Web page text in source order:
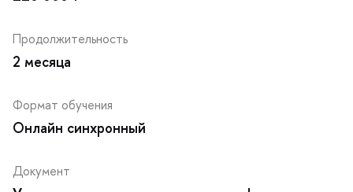
Продолжительность
2 месяца
Формат обучения
Онлайн синхронный
Документ